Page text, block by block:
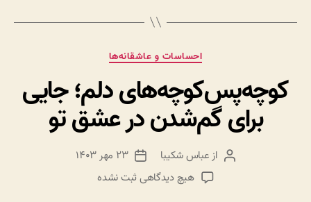
دسته‌ها
احساسات و عاشقانه‌ها
کوچه‌پس‌کوچه‌های دلم؛ جایی
برای گم‌شدن در عشق تو
نویسنده
نوشته
ازعباس شکیبا
تاریخ
نوشته
۲۳ مهر ۱۴۰۳
هیچ دیدگاهیبرای
ثبت نشده